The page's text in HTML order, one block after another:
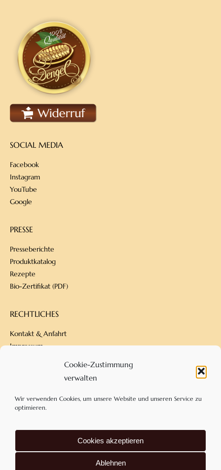
Cookie-Zustimmung
verwalten
Wir verwenden Cookies, um unsere Website und unseren Service zu
optimieren.
Cookies akzeptieren
Ablehnen
SOCIAL MEDIA
Facebook
Instagram
YouTube
Google
PRESSE
Presseberichte
Produktkatalog
Rezepte
Bio-Zertifikat (PDF)
RECHTLICHES
Kontakt & Anfahrt
Impressum
Versandbedingungen
AGB
Am Eckfeld 18